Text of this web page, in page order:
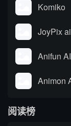
Komiko
JoyPix ai
Anifun AI
Animon
阅读榜